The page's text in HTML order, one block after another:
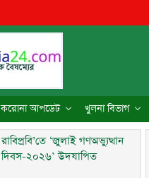
করোনা আপডেট খুলনা বিভাগ
রাবিপ্রবি’তে ‘জুলাই গণঅভ্যুত্থান
দিবস-২০২৬’ উদযাপিত